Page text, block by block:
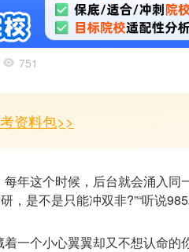
751
资料包>>
每年这个时候，后台就会涌入同
，是不是只能冲双非?”“听说
一个小心翼翼却又不想认命